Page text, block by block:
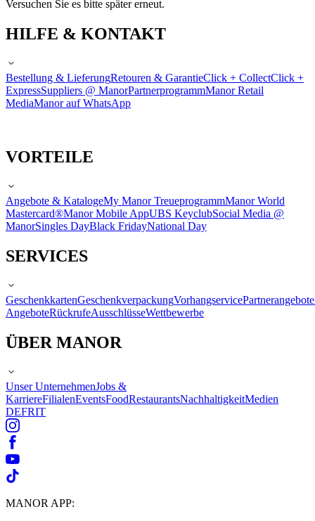
Versuchen Sie es bitte später erneut.
HILFE & KONTAKT
Bestellung & LieferungRetouren & GarantieClick + CollectClick +
ExpressSuppliers @ ManorPartnerprogrammManor Retail
MediaManor auf WhatsApp
VORTEILE
Angebote & KatalogeMy Manor TreueprogrammManor World
Mastercard®Manor Mobile AppUBS KeyclubSocial Media @
ManorSingles DayBlack FridayNational Day
SERVICES
GeschenkkartenGeschenkverpackungVorhangservicePartnerangebote
AngeboteRückrufeAusschlüsseWettbewerbe
ÜBER MANOR
Unser UnternehmenJobs &
KarriereFilialenEventsFoodRestaurantsNachhaltigkeitMedien
DEFRIT
MANOR APP: